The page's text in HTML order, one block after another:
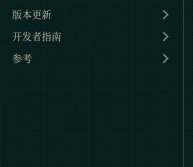
版本更新
开发者指南
参考